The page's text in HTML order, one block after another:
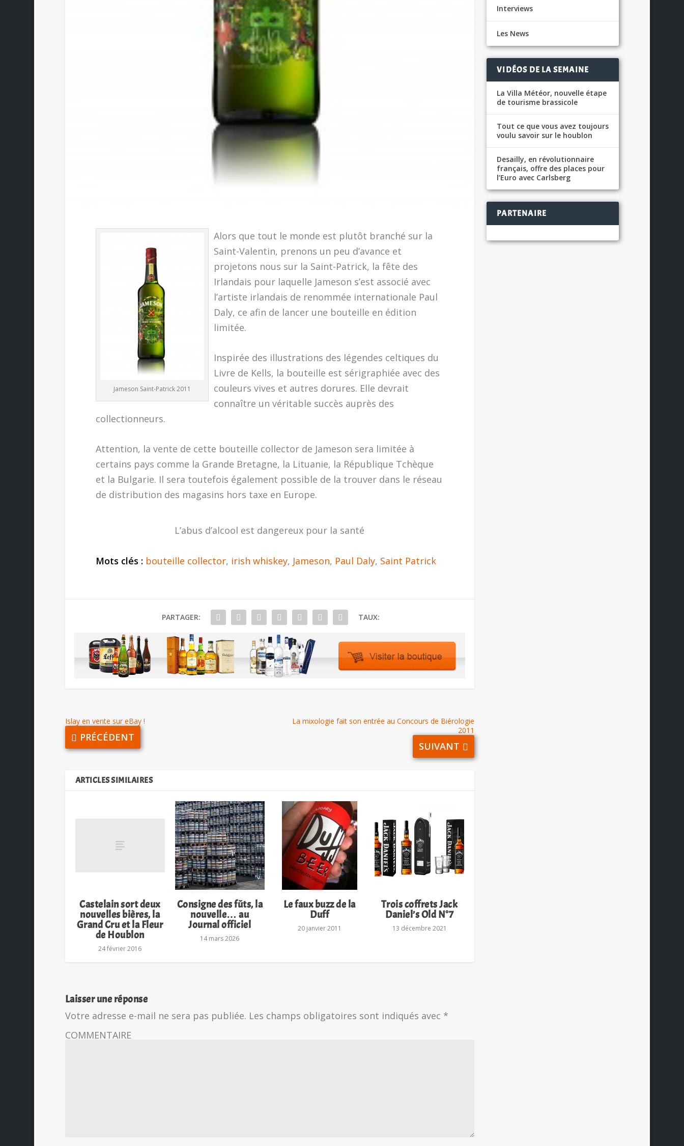
Jameson Saint-Patrick 2011
Alors que tout le monde est plutôt branché sur la
Saint-Valentin, prenons un peu d’avance et
projetons nous sur la Saint-Patrick, la fête des
Irlandais pour laquelle Jameson s’est associé avec
l’artiste irlandais de renommée internationale Paul
Daly, ce afin de lancer une bouteille en édition
limitée.
Inspirée des illustrations des légendes celtiques du
Livre de Kells, la bouteille est sérigraphiée avec des
couleurs vives et autres dorures. Elle devrait
connaître un véritable succès auprès des
collectionneurs.
Attention, la vente de cette bouteille collector de Jameson sera limitée à
certains pays comme la Grande Bretagne, la Lituanie, la République Tchèque
et la Bulgarie. Il sera toutefois également possible de la trouver dans le réseau
de distribution des magasins hors taxe en Europe.
L’abus d’alcool est dangereux pour la santé
Mots clés : bouteille collector, irish whiskey, Jameson, Paul Daly, Saint Patrick
PARTAGER: TAUX:
Islay en vente sur eBay !
PRÉCÉDENT
La mixologie fait son entrée au Concours de Biérologie
2011
SUIVANT
ARTICLES SIMILAIRES
Castelain sort deux
nouvelles bières, la
Grand Cru et la Fleur
de Houblon
24 février 2016
Consigne des fûts, la
nouvelle… au
Journal officiel
14 mars 2026
Le faux buzz de la
Duff
20 janvier 2011
Trois coffrets Jack
Daniel’s Old N°7
13 décembre 2021
Laisser une réponse
Votre adresse e-mail ne sera pas publiée. Les champs obligatoires sont indiqués avec *
COMMENTAIRE
Interviews
Les News
VIDÉOS DE LA SEMAINE
La Villa Météor, nouvelle étape
de tourisme brassicole
Tout ce que vous avez toujours
voulu savoir sur le houblon
Desailly, en révolutionnaire
français, offre des places pour
l’Euro avec Carlsberg
PARTENAIRE